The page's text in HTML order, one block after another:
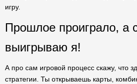
игру.
Прошлое проиграло, а
выигрываю я!
А про сам игровой процесс скажу, что
стратегии. Ты открываешь карты,